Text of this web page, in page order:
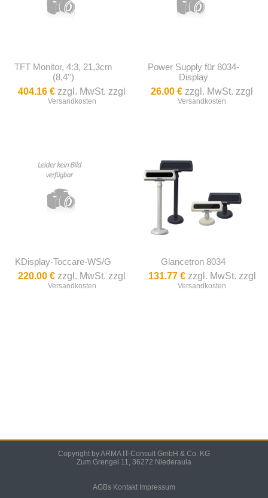
TFT Monitor, 4:3, 21,3cm
(8,4'')
404.16 € zzgl. MwSt. zzgl
Versandkosten
Power Supply für 8034-
Display
26.00 € zzgl. MwSt. zzgl
Versandkosten
KDisplay-Toccare-WS/G
220.00 € zzgl. MwSt. zzgl
Versandkosten
Glancetron 8034
131.77 €zzgl. MwSt. zzgl
Versandkosten
Copyright by ARMA IT-Consult GmbH & Co. KG
Zum Grengel 11, 36272 Niederaula
AGBs Kontakt Impressum